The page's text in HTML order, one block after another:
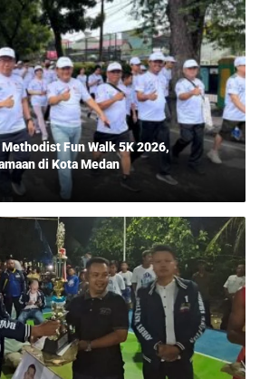
Fun Walk 5K 2026,
di Kota Medan